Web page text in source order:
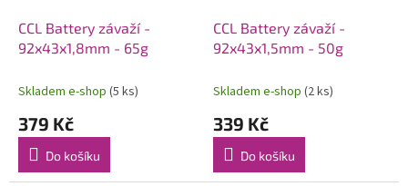
CCL Battery závaží -
92x43x1,8mm - 65g
Skladem e-shop (5 ks)
379 Kč
Do košíku
CCL Battery závaží -
92x43x1,5mm - 50g
Skladem e-shop (2 ks)
339 Kč
Do košíku